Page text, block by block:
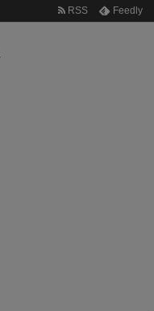
RSS Feedly